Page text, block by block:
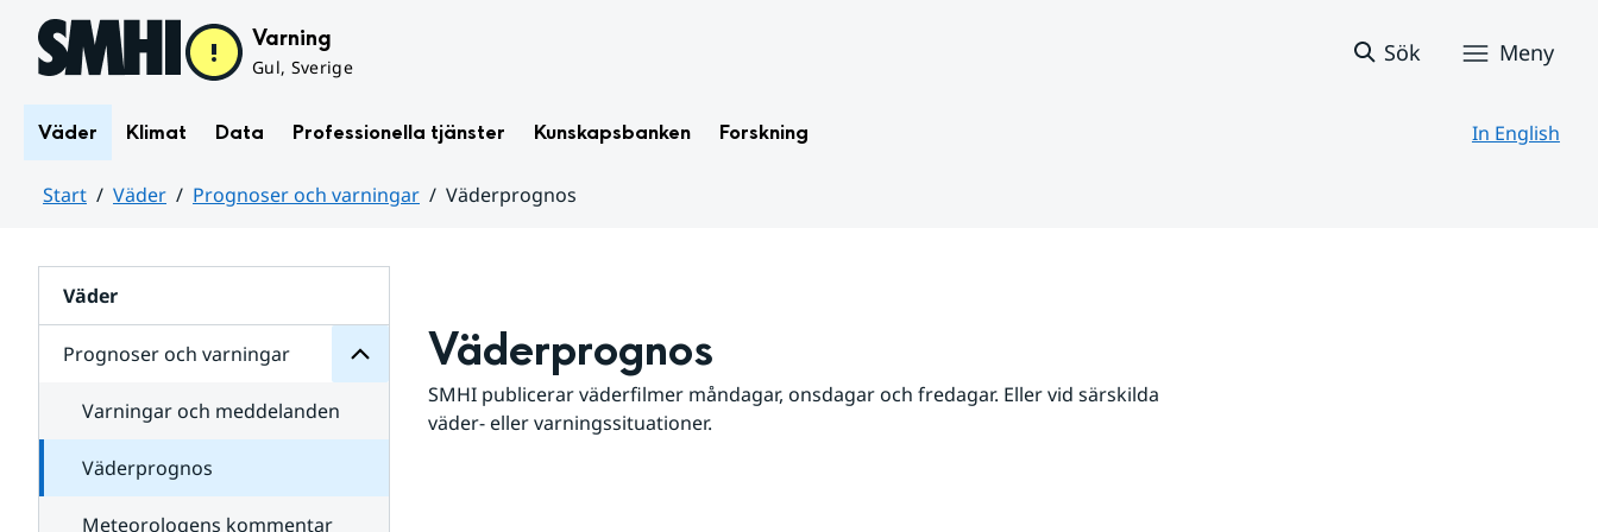
Hoppa till sidans innehåll Varning
Gul, Sverige
Sök Meny
Väder Klimat Data Professionella tjänster Kunskapsbanken Forskning In English
Start Väder Prognoser och varningar
Väderprognos
Väder
Prognoser och varningar
för
varningar
Varningar och meddelanden
Väderprognos
Meteorologens kommentar
Väderprognos
SMHI publicerar väderfilmer måndagar, onsdagar och fredagar. Eller vid särskilda
väder- eller varningssituationer.